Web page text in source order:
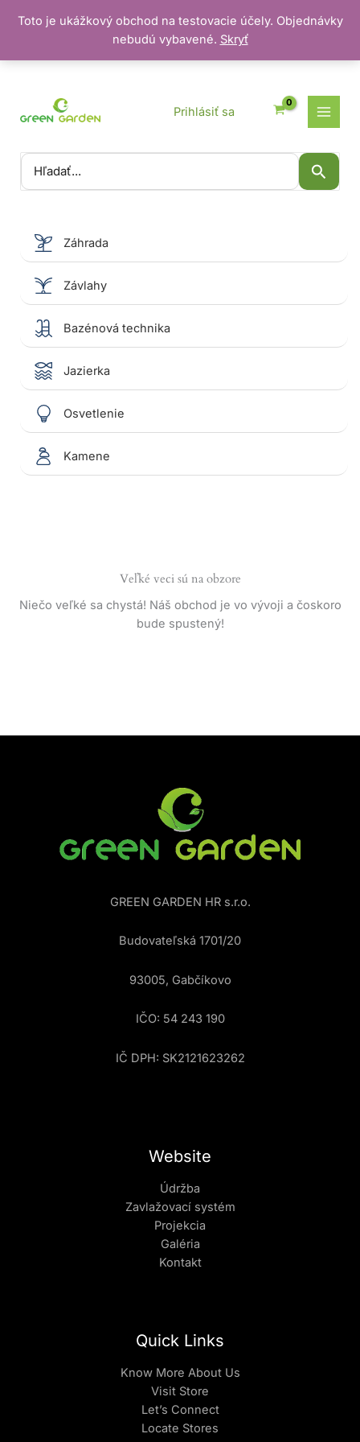
Toto je ukážkový obchod na testovacie účely. Objednávky
nebudú vybavené. Skryť
Vyhľadať:
Prihlásiť sa
Záhrada
Závlahy
Bazénová technika
Jazierka
Osvetlenie
Kamene
Veľké veci sú na obzore
Niečo veľké sa chystá! Náš obchod je vo vývoji a čoskoro
bude spustený!
GREEN GARDEN HR s.r.o.
Budovateľská 1701/20
93005, Gabčíkovo
IČO: 54 243 190
IČ DPH: SK2121623262
Website
Údržba
Zavlažovací systém
Projekcia
Galéria
Kontakt
Quick Links
Know More About Us
Visit Store
Let’s Connect
Locate Stores